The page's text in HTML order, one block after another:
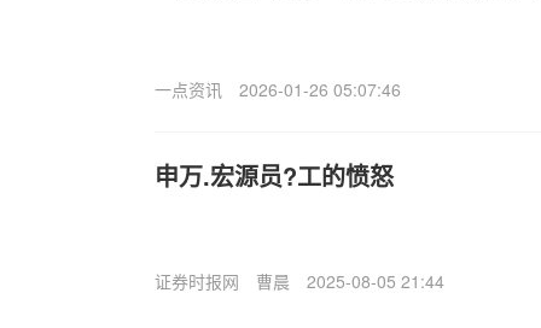
一点资讯 2026-01-26 05:07:46
申万.宏源员?工的愤怒
证券时报网 曹晨 2025-08-05 21:44